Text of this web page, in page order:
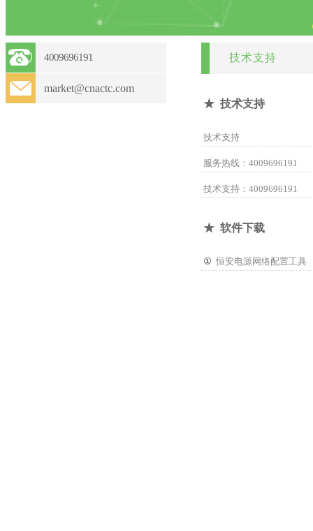
4009696191
market@cnactc.com
技术支持
★ 技术支持
技术支持
服务热线：4009696191
技术支持：4009696191
★ 软件下载
① 恒安电源网络配置工具